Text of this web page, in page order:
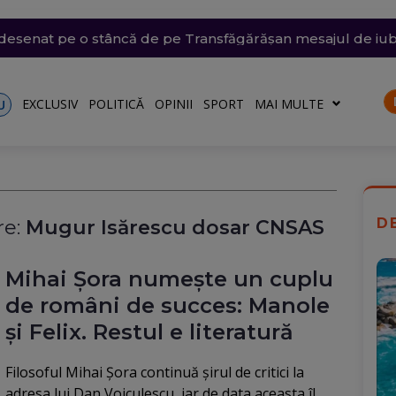
acoperișuri smulse și mașini avariate în mai
viitoare. Accesul se va face în etape. Iată ce
pe o stâncă de pe Transfăgărășan mesajul de
pe care abia o pornise acum câteva zile
extreme: 39 de grade la umbră, vijelii de 90 km/h și
EXCLUSIV POLITICĂ OPINII SPORT MAI MULTE
Mugur Isărescu dosar CNSAS
Mihai Șora numește un cuplu
de români de succes: Manole
și Felix. Restul e literatură
Filosoful Mihai Șora continuă șirul de critici la